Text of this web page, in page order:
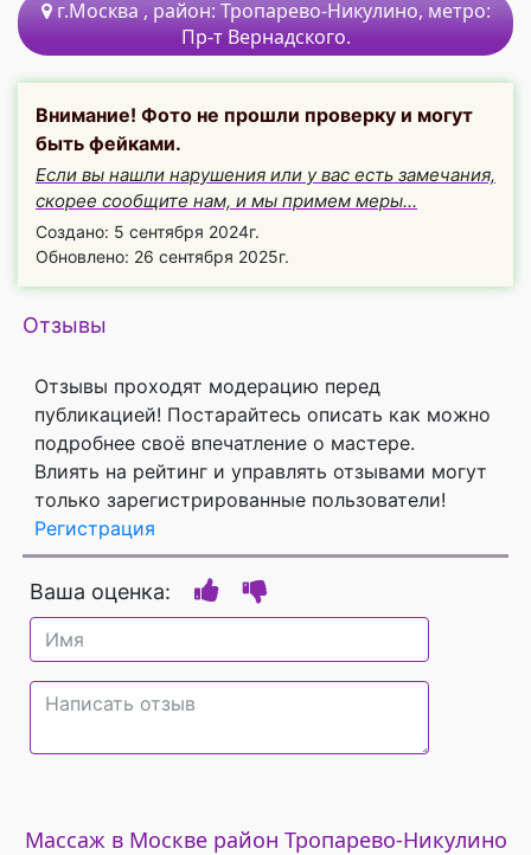
г.Москва, район: Тропарево-Никулино,метро:
Пр-т Вернадского.
Внимание! Фото не прошли проверку и могут
быть фейками.
Если вы нашли нарушения или у вас есть замечания,
скорее сообщите нам, и мы примем меры...
Создано: 5 сентября 2024г.
Обновлено: 26 сентября 2025г.
Отзывы
Отзывы проходят модерацию перед
публикацией! Постарайтесь описать как можно
подробнее своё впечатление о мастере.
Влиять на рейтинг и управлять отзывами могут
только зарегистрированные пользователи!
Регистрация
Ваша оценка:
Массаж в Москве район Тропарево-Никулино